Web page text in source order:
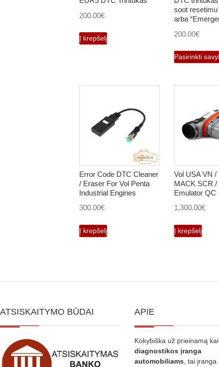
200.00€
Į krepšelį
soot
arba
200.00€
Pasirinkti
Error Code DTC Cleaner
/ Eraser For Vol Penta
Industrial Engines
300.00€
Į krepšelį
Vol USA VN /
MACK SCR /
Emulator QC
1,300.00€
Į krepšelį
ATSISKAITYMO BŪDAI APIE
Kokybiška už prieinamą
diagnostikos įranga
automobiliams, tai įranga